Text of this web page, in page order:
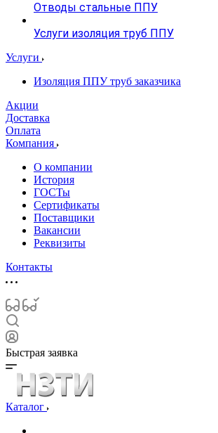
Отводы стальные ППУ
Услуги изоляция труб ППУ
Услуги
Изоляция ППУ труб заказчика
Акции
Доставка
Оплата
Компания
О компании
История
ГОСТы
Сертификаты
Поставщики
Вакансии
Реквизиты
Контакты
Быстрая заявка
Каталог